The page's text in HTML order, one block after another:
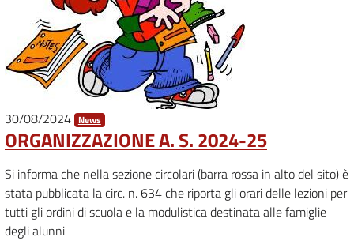
30/08/2024 News
ORGANIZZAZIONE A. S. 2024-25
Si informa che nella sezione circolari (barra rossa in alto del sito) è
stata pubblicata la circ. n. 634 che riporta gli orari delle lezioni per
tutti gli ordini di scuola e la modulistica destinata alle famiglie
degli alunni